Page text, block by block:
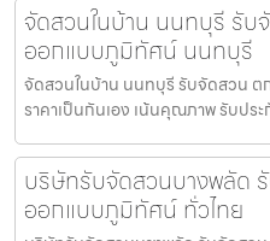
จัดสวนในบ้าน นนทบุรี รับ
ออกแบบภูมิทัศน์ นนทบุรี
จัดสวนในบ้าน นนทบุรี รับจัดสวน
ราคาเป็นกันเอง เน้นคุณภาพ รับปร
บริษัทรับจัดสวนบางพลัด
ออกแบบภูมิทัศน์ ทั่วไทย